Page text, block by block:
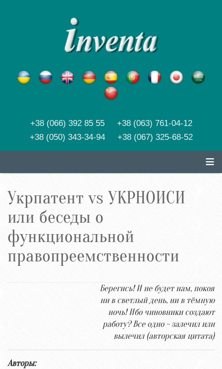
+38 (066) 392 85 55 +38 (063) 761-04-12
+38 (050) 343-34-94 +38 (067) 325-68-52
≡
Укрпатент vs УКРНОИСИ
или беседы о
функциональной
правопреемственности
Берегись! И не будет нам, покоя
ни в светлый день, ни в тёмную
ночь! Ибо чиновники создают
работу? Все одно - залечил или
вылечил (авторская цитата)
Авторы: